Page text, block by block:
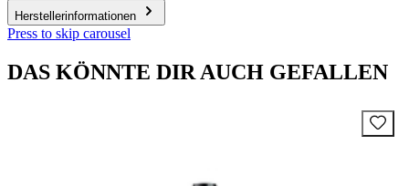
Herstellerinformationen
Press to skip carousel
DAS KÖNNTE DIR AUCH GEFALLEN